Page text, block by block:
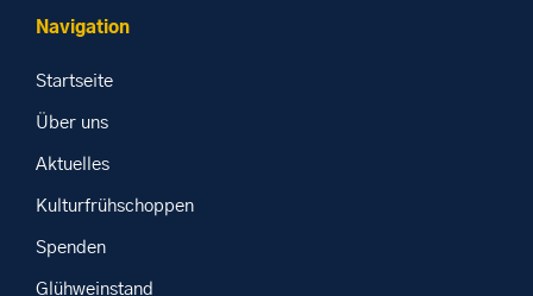
Navigation
Startseite
Über uns
Aktuelles
Kulturfrühschoppen
Spenden
Glühweinstand